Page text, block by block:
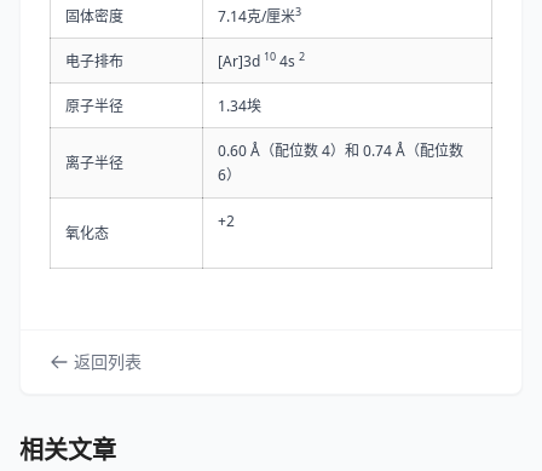
固体密度 7.14克/厘米3
电子排布 [Ar]3d 10 4s 2
原子半径 1.34埃
离子半径
0.60 Å（配位数 4）和 0.74 Å（配位数
6）
氧化态
+2
返回列表
相关文章